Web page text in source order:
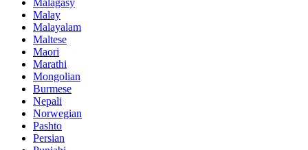
Malagasy
Malay
Malayalam
Maltese
Maori
Marathi
Mongolian
Burmese
Nepali
Norwegian
Pashto
Persian